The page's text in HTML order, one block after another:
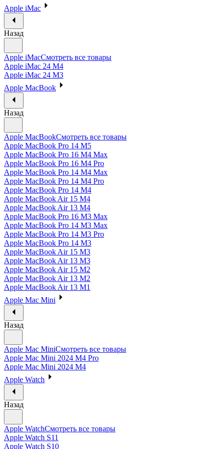
Apple iMac
Назад
Apple iMacСмотреть все товары
Apple iMac 24 M4
Apple iMac 24 M3
Apple MacBook
Назад
Apple MacBookСмотреть все товары
Apple MacBook Pro 14 M5
Apple MacBook Pro 16 M4 Max
Apple MacBook Pro 16 M4 Pro
Apple MacBook Pro 14 M4 Max
Apple MacBook Pro 14 M4 Pro
Apple MacBook Pro 14 M4
Apple MacBook Air 15 M4
Apple MacBook Air 13 M4
Apple MacBook Pro 16 M3 Max
Apple MacBook Pro 14 M3 Max
Apple MacBook Pro 14 M3 Pro
Apple MacBook Pro 14 M3
Apple MacBook Air 15 M3
Apple MacBook Air 13 M3
Apple MacBook Air 15 M2
Apple MacBook Air 13 M2
Apple MacBook Air 13 M1
Apple Mac Mini
Назад
Apple Mac MiniСмотреть все товары
Apple Mac Mini 2024 M4 Pro
Apple Mac Mini 2024 M4
Apple Watch
Назад
Apple WatchСмотреть все товары
Apple Watch S11
Apple Watch S10